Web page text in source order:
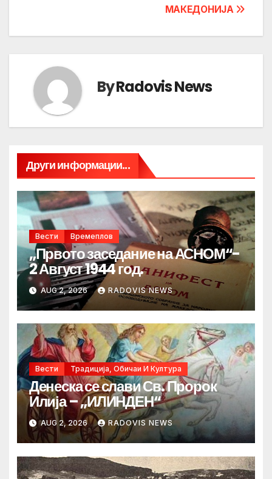
МАКЕДОНИЈА
ByRadovis News
Други информации...
Вести Времеплов
„Првото заседание на АСНОМ“-
2 Август 1944 год.
AUG 2, 2026 RADOVIS NEWS
Вести Традиција, Обичаи И Култура
Денеска се слави Св. Пророк
Илија – „ИЛИНДЕН“
AUG 2, 2026 RADOVIS NEWS